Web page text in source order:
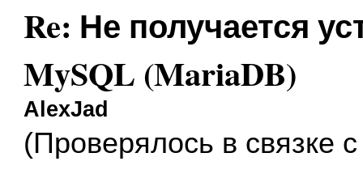
Re: Не получается
MySQL (MariaDB)
AlexJad
(Проверялось в связке